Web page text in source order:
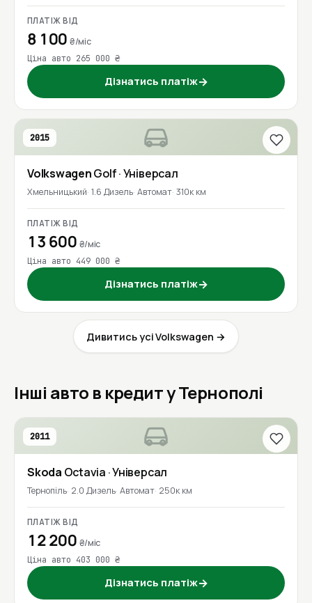
ПЛАТІЖ ВІД
8 100₴/міс
Ціна авто 265 000 ₴
Дізнатись платіж→
2015
VolkswagenGolf· Універсал
Хмельницький 1.6 Дизель Автомат 310к км
ПЛАТІЖ ВІД
13 600 ₴/міс
Ціна авто 449 000 ₴
Дізнатись платіж→
Дивитись усі Volkswagen →
Інші авто в кредит у Тернополі
2011
Skoda Octavia · Універсал
Тернопіль 2.0 Дизель Автомат 250к км
ПЛАТІЖ ВІД
12 200 ₴/міс
Ціна авто 403 000 ₴
Дізнатись платіж→